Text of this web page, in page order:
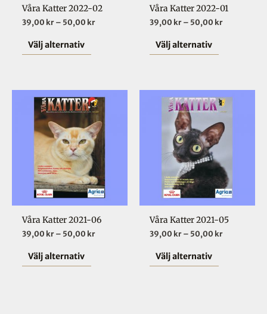
Våra Katter 2022-02
39,00 kr – 50,00 kr
Välj alternativ
alternativen
kan
på
Våra Katter 2022-01
39,00 kr – 50,00 kr
Välj alternativ
kan
på
Våra Katter 2021-06
39,00 kr – 50,00 kr
39,00 kr
till
50,00 kr
Välj alternativ
Den
här
produkten
har
flera
varianter.
De
olika
alternativen
kan
på
Våra Katter 2021-05
39,00 kr – 50,00 kr
39,00 kr
till
50,00 kr
Välj alternativ
Den
här
produkten
har
flera
varianter.
De
olika
kan
på